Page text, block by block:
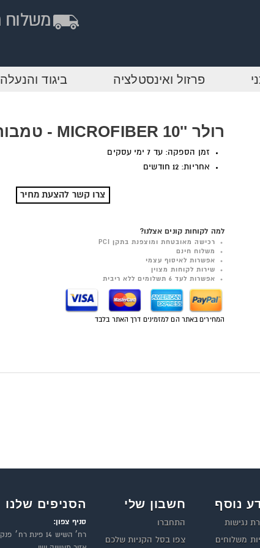
פרזול ואינסטלציה ביגוד והנעלה
רולר ''10 MICROFIBER - טמבור
זמן הספקה: עד 7 ימי עסקים
אחריות: 12 חודשים
צרו קשר להצעת מחיר
למה לקוחות קונים אצלנו?
רכישה מאובטחת ומוצפנת בתקן PCI
משלוח חינם
אפשרות לאיסוף עצמי
שירות לקוחות מצוין
אפשרות לעד 6 תשלומים ללא ריבית
המחירים באתר הם למזמינים דרך האתר בלבד
נוסף
נגישות
משלוחים
חשבון שלי
התחברו
צפו בסל הקניות שלכם
הסניפים שלנו
סניף צפון:
רח׳ השיש 14 פינת רח׳ פנקס